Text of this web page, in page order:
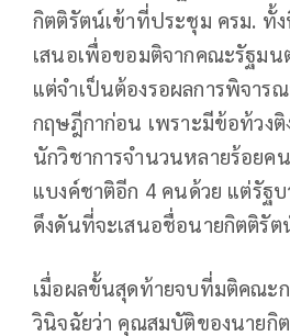
กิตติรัตน์เข้าที่ประชุม ครม. ทั้ง
เสนอเพื่อขอมติจากคณะรัฐมน
แต่จำเป็นต้องรอผลการพิจาร
กฤษฎีกาก่อน เพราะมีข้อท้วงติ
นักวิชาการจำนวนหลายร้อยค
แบงค์ชาติอีก 4 คนด้วย แต่รัฐ
ดึงดันที่จะเสนอชื่อนายกิตติรัต
เมื่อผลขั้นสุดท้ายจบที่มติคณะก
วินิจฉัยว่า คุณสมบัติของนายกิ